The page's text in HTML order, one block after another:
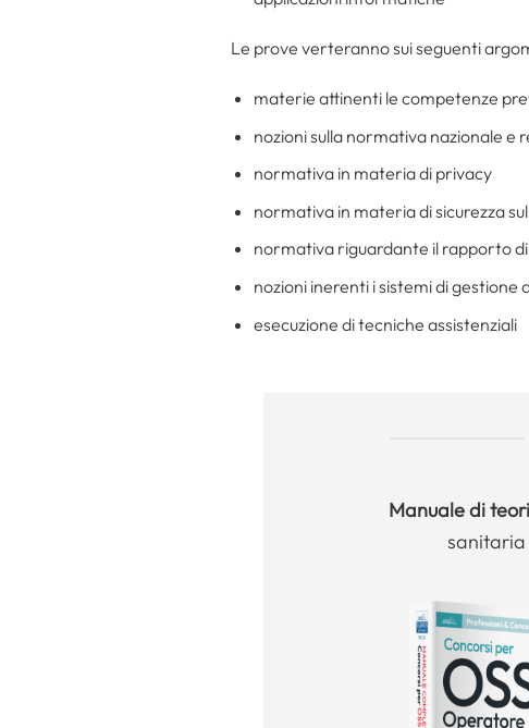
Le prove verteranno sui seguenti
materie attinenti le competenze
nozioni sulla normativa nazionale e
normativa in materia di privacy
normativa in materia di sicurezza
normativa riguardante il rapporto
nozioni inerenti i sistemi di gestione
esecuzione di tecniche assistenziali
Manualedi
sanitaria